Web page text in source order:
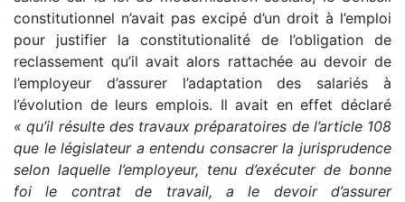
constitutionnel n’avait pas excipé d’un droit à l’emploi
pour justifier la constitutionalité de l’obligation de
reclassement qu’il avait alors rattachée au devoir de
l’employeur d’assurer l’adaptation des salariés à
l’évolution de leurs emplois. Il avait en effet déclaré
« qu’il résulte des travaux préparatoires de l’article 108
que le législateur a entendu consacrer la jurisprudence
selon laquelle l’employeur, tenu d’exécuter de bonne
foi le contrat de travail, a le devoir d’assurer